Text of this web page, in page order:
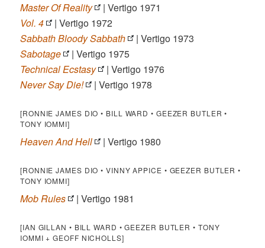
Master Of Reality
| Vertigo 1971
Vol. 4
| Vertigo 1972
Sabbath Bloody Sabbath
| Vertigo 1973
Sabotage
| Vertigo 1975
Technical Ecstasy
| Vertigo 1976
Never Say Die!
| Vertigo 1978
[RONNIE JAMES DIO • BILL WARD • GEEZER BUTLER •
TONY IOMMI]
Heaven And Hell | Vertigo 1980
[RONNIE JAMES DIO • VINNY APPICE • GEEZER BUTLER •
TONY IOMMI]
Mob Rules | Vertigo 1981
[IAN GILLAN • BILL WARD • GEEZER BUTLER • TONY
IOMMI + GEOFF NICHOLLS]